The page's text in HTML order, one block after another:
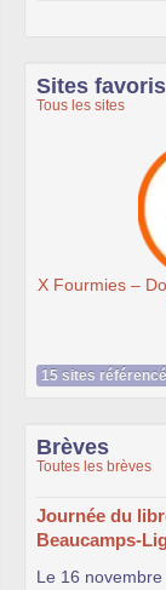
Sites favoris
Tous les sites
15 sites
Brèves
Toutes les brèves
Journée du
Beaucamps-
Le 16